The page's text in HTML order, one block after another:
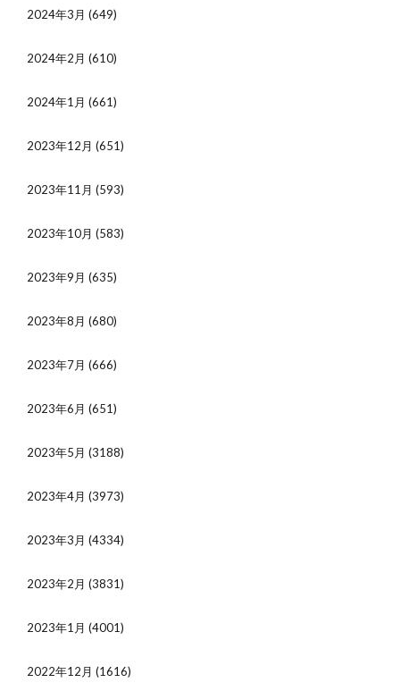
2024年3月 (649)
2024年2月 (610)
2024年1月 (661)
2023年12月 (651)
2023年11月 (593)
2023年10月 (583)
2023年9月 (635)
2023年8月 (680)
2023年7月 (666)
2023年6月 (651)
2023年5月 (3188)
2023年4月 (3973)
2023年3月 (4334)
2023年2月 (3831)
2023年1月 (4001)
2022年12月 (1616)